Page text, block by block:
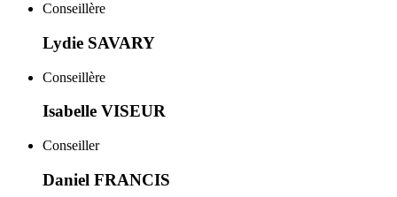
Conseillère
Lydie SAVARY
Conseillère
Isabelle VISEUR
Conseiller
Daniel FRANCIS